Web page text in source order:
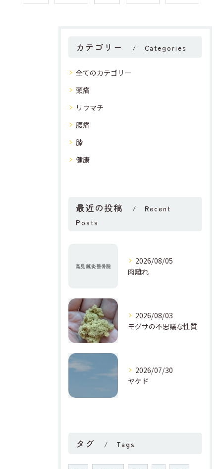
カテゴリー Categories
全てのカテゴリー
頭痛
リウマチ
腰痛
膝
健康
最近の投稿
Recent
Posts
2026/08/05
肉離れ
2026/08/03
モグサの不思議な性質
2026/07/30
ヤケド
タグ Tags